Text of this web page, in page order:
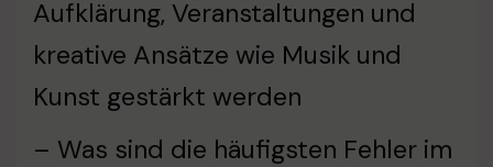
Aufklärung, Veranstaltungen und
kreative Ansätze wie Musik und
Kunst gestärkt werden
– Was sind die häufigsten Fehler im